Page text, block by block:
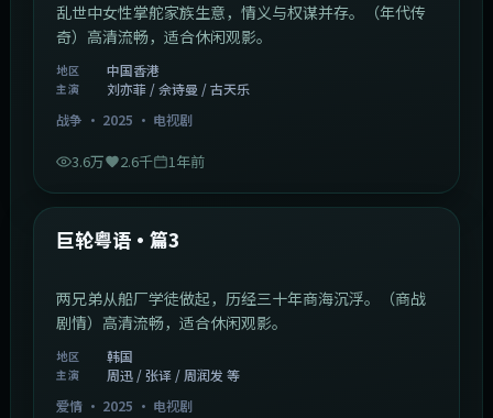
乱世中女性掌舵家族生意，情义与权谋并存。（年代传
奇）高清流畅，适合休闲观影。
地区 中国香港
主演
刘亦菲 / 佘诗曼 / 古天乐
战争 · 2025 · 电视剧
3.6万 2.6千 1年前
最新
巨轮粤语·篇3
两兄弟从船厂学徒做起，历经三十年商海沉浮。（商战
剧情）高清流畅，适合休闲观影。
地区 韩国
主演
周迅 / 张译 / 周润发 等
爱情· 2025 · 电视剧